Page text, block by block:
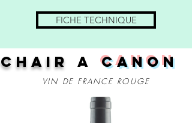
FICHE TECHNIQUE
chairacanon
VIN DE FRANCE ROUGE